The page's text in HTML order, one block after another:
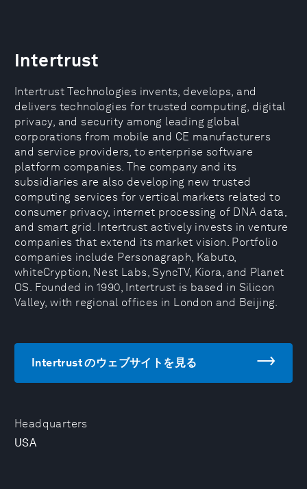
Headquarters
USA
Intertrust
Intertrust Technologies invents, develops, and
delivers technologies for trusted computing, digital
privacy, and security among leading global
corporations from mobile and CE manufacturers
and service providers, to enterprise software
platform companies. The company and its
subsidiaries are also developing new trusted
computing services for vertical markets related to
consumer privacy, internet processing of DNA data,
and smart grid. Intertrust actively invests in venture
companies that extend its market vision. Portfolio
companies include Personagraph, Kabuto,
whiteCryption, Nest Labs, SyncTV, Kiora, and Planet
OS. Founded in 1990, Intertrust is based in Silicon
Valley, with regional offices in London and Beijing.
Intertrust のウェブサイトを見る